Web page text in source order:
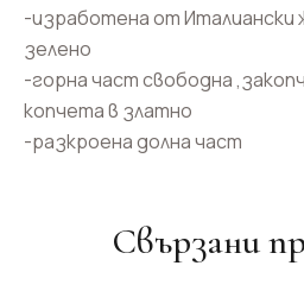
-изработена от
зелено
-горна част свободна
копчета в златно
-разкроена долна част
Свързани